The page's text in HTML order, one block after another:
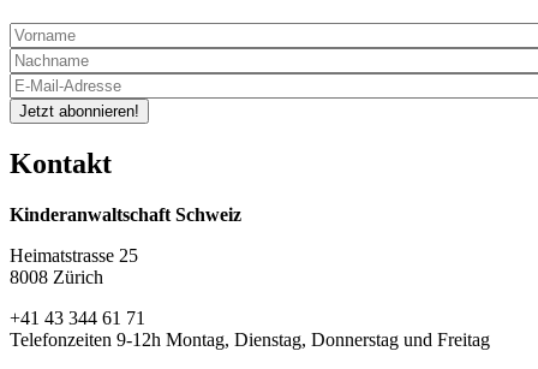
Jetzt abonnieren!
Kontakt
Kinderanwaltschaft Schweiz
Heimatstrasse 25
8008 Zürich
+41 43 344 61 71
Telefonzeiten 9-12h Montag, Dienstag, Donnerstag und Freitag